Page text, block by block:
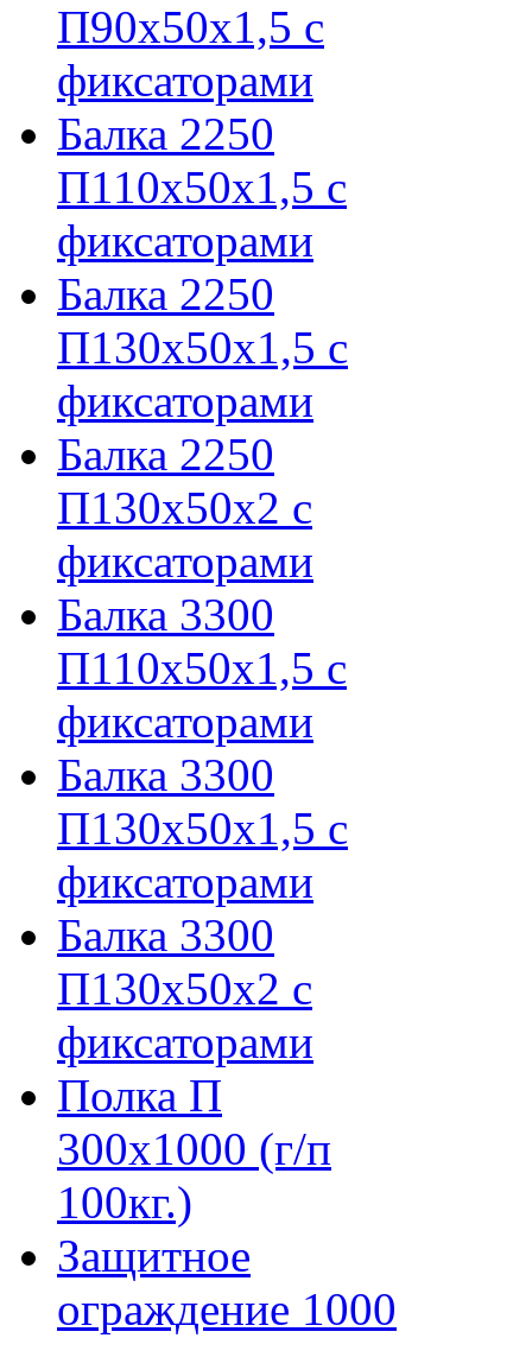
П90х50х1,5 с
фиксаторами
Балка 2250
П110х50х1,5 с
фиксаторами
Балка 2250
П130х50х1,5 с
фиксаторами
Балка 2250
П130х50х2 с
фиксаторами
Балка 3300
П110х50х1,5 с
фиксаторами
Балка 3300
П130х50х1,5 с
фиксаторами
Балка 3300
П130х50х2 с
фиксаторами
Полка П
300х1000 (г/п
100кг.)
Защитное
ограждение 1000